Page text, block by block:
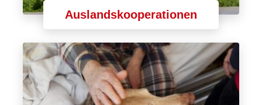
Auslandskooperationen